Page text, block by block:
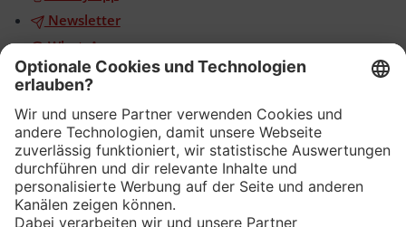
Newsletter
WhatsApp
App